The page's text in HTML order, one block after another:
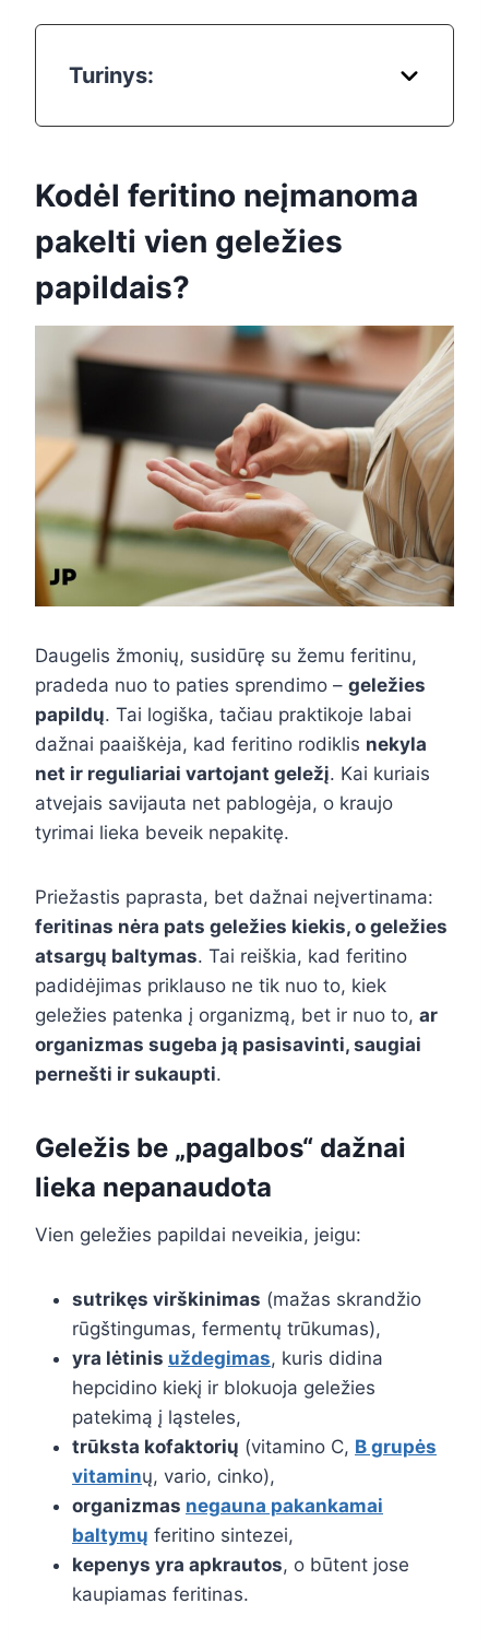
Turinys:
Kodėl feritino neįmanoma
pakelti vien geležies
papildais?
Daugelis žmonių, susidūrę su žemu feritinu,
pradeda nuo to paties sprendimo – geležies
papildų. Tai logiška, tačiau praktikoje labai
dažnai paaiškėja, kad feritino rodiklis nekyla
net ir reguliariai vartojant geležį. Kai kuriais
atvejais savijauta net pablogėja, o kraujo
tyrimai lieka beveik nepakitę.
Priežastis paprasta, bet dažnai neįvertinama:
feritinas nėra pats geležies kiekis, o geležies
atsargų baltymas. Tai reiškia, kad feritino
padidėjimas priklauso ne tik nuo to, kiek
geležies patenka į organizmą, bet ir nuo to, ar
organizmas sugeba ją pasisavinti, saugiai
pernešti ir sukaupti.
Geležis be „pagalbos“ dažnai
lieka nepanaudota
Vien geležies papildai neveikia, jeigu:
sutrikęs virškinimas (mažas skrandžio
rūgštingumas, fermentų trūkumas),
yra lėtinis uždegimas, kuris didina
hepcidino kiekį ir blokuoja geležies
patekimą į ląsteles,
trūksta kofaktorių (vitamino C, B grupės
vitaminų, vario, cinko),
organizmas negauna pakankamai
baltymų feritino sintezei,
kepenys yra apkrautos, o būtent jose
kaupiamas feritinas.